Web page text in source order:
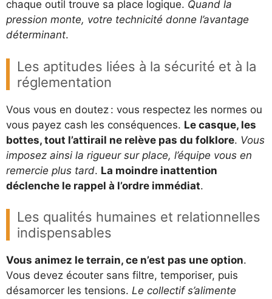
chaque outil trouve sa place logique. Quand la
pression monte, votre technicité donne l’avantage
déterminant.
Les aptitudes liées à la sécurité et à la
réglementation
Vous vous en doutez : vous respectez les normes ou
vous payez cash les conséquences. Le casque, les
bottes, tout l’attirail ne relève pas du folklore. Vous
imposez ainsi la rigueur sur place, l’équipe vous en
remercie plus tard. La moindre inattention
déclenche le rappel à l’ordre immédiat.
Les qualités humaines et relationnelles
indispensables
Vous animez le terrain, ce n’est pas une option.
Vous devez écouter sans filtre, temporiser, puis
désamorcer les tensions. Le collectif s’alimente